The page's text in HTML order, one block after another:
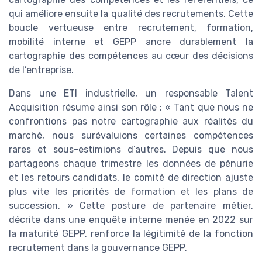
qui améliore ensuite la qualité des recrutements. Cette
boucle vertueuse entre recrutement, formation,
mobilité interne et GEPP ancre durablement la
cartographie des compétences au cœur des décisions
de l’entreprise.
Dans une ETI industrielle, un responsable Talent
Acquisition résume ainsi son rôle : « Tant que nous ne
confrontions pas notre cartographie aux réalités du
marché, nous surévaluions certaines compétences
rares et sous-estimions d’autres. Depuis que nous
partageons chaque trimestre les données de pénurie
et les retours candidats, le comité de direction ajuste
plus vite les priorités de formation et les plans de
succession. » Cette posture de partenaire métier,
décrite dans une enquête interne menée en 2022 sur
la maturité GEPP, renforce la légitimité de la fonction
recrutement dans la gouvernance GEPP.